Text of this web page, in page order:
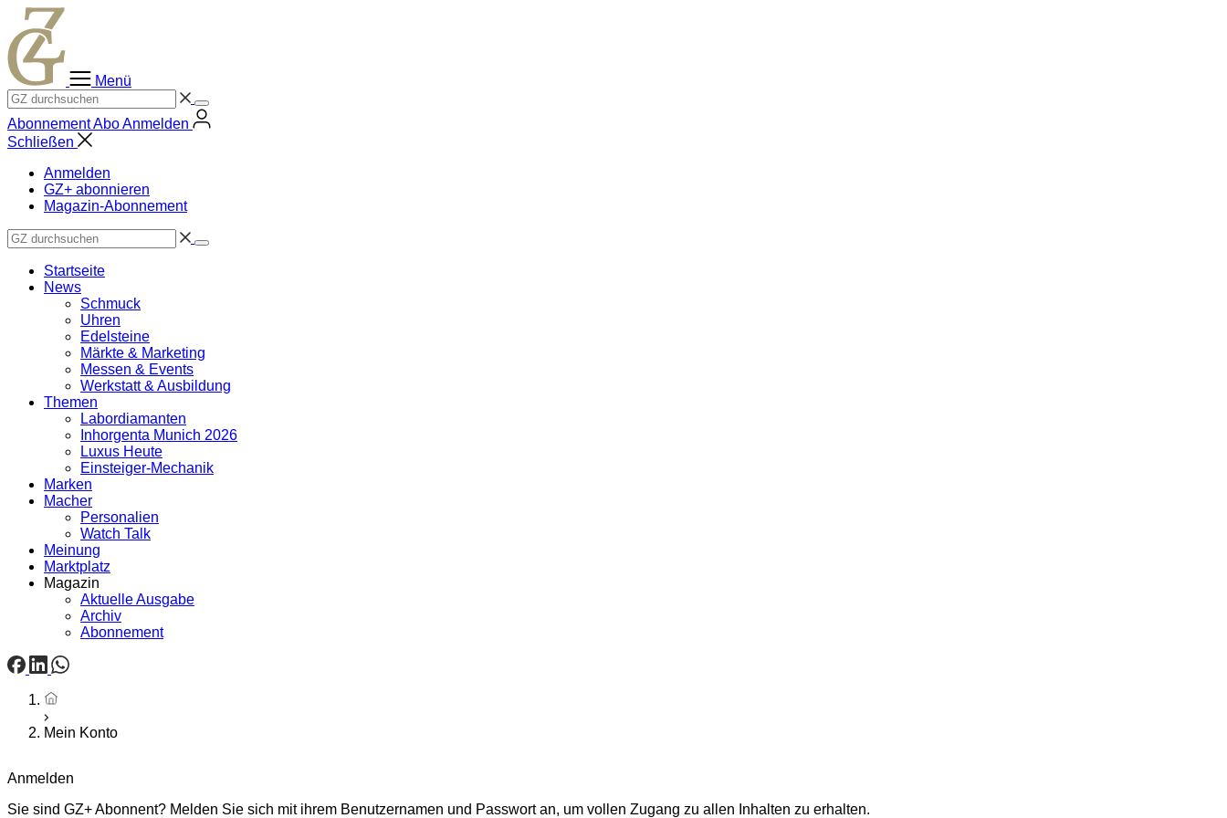
Zum
Inhalt
springen
Menü
AbonnementAboAnmelden
Schließen
Anmelden
GZ+ abonnieren
Magazin-Abonnement
Startseite
News
Schmuck
Uhren
Edelsteine
Märkte & Marketing
Messen & Events
Werkstatt & Ausbildung
Themen
Labordiamanten
Inhorgenta Munich 2026
Luxus Heute
Einsteiger-Mechanik
Marken
Macher
Personalien
Watch Talk
Meinung
Marktplatz
Magazin
Aktuelle Ausgabe
Archiv
Abonnement
Startseite
Mein Konto
Anmelden
Sie sind GZ+ Abonnent? Melden Sie sich mit ihrem Benutzernamen und Passwort an, um vollen Zugang zu allen Inhalten zu erhalten.